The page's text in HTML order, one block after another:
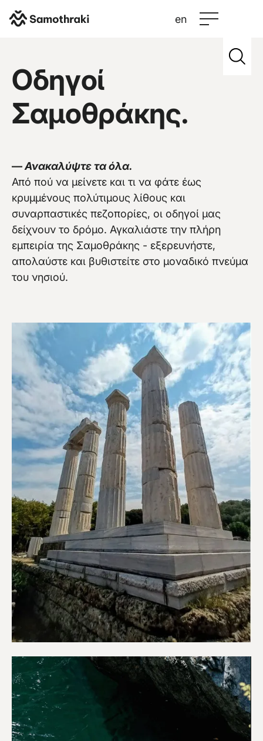
en
Vew more
Οδηγοί
Σαμοθράκης.
—Ανακαλύψτε τα όλα.
Από πού να μείνετε και τι να φάτε έως
κρυμμένους πολύτιμους λίθους και
συναρπαστικές πεζοπορίες, οι οδηγοί μας
δείχνουν το δρόμο. Αγκαλιάστε την πλήρη
εμπειρία της Σαμοθράκης - εξερευνήστε,
απολαύστε και βυθιστείτε στο μοναδικό πνεύμα
του νησιού.
Αξιοθέατα